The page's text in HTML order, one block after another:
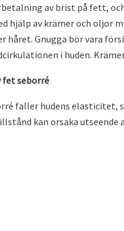
av brist på fett,
hjälp av krämer och oljor
håret. Gnugga bör vara
i huden.
fet seborré
faller hudens elasticitet,
kan orsaka